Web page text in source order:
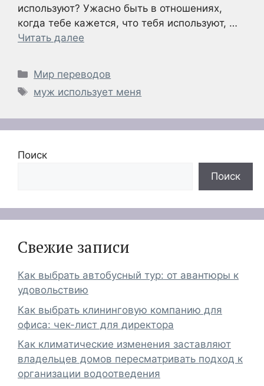
используют? Ужасно быть в отношениях,
когда тебе кажется, что тебя используют, …
Читать далее
Рубрики
Мир переводов
Метки
муж использует меня
Поиск
Поиск
Свежие записи
Как выбрать автобусный тур: от авантюры к
удовольствию
Как выбрать клининговую компанию для
офиса: чек-лист для директора
Как климатические изменения заставляют
владельцев домов пересматривать подход к
организации водоотведения